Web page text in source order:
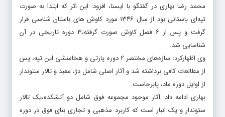
محمد رضا بهاری در گفتگو با ایسنا، افزود: این اثر که ابتدا به صورت
تپه‌ای باستانی بود از سال ۱۳۴۶ مورد کاوش های باستان شناسی قرار
گرفت و پس از ۶ فصل کاوش صورت گرفته،‌۳ دوره تاریخی در آن
شناسایی شد.
وی اظهارکرد: سازه‌های مختصر ۲ دوره پارتی و هخامنشی این تپه، پس
از مطالعات کافی برداشته شد و آثار اصلی شامل دژ،‌ معبد و تالار ستوندار
از اوایل دوره ماد، ‌پابرجاست.
بهاری ‌ادامه داد: آثار موجود مجموعه فوق شامل دو آتشکده،‌یک تالار
ستوندار و یک انبار است که کاربرد مذهبی و تجاری بنای فوق در دوره